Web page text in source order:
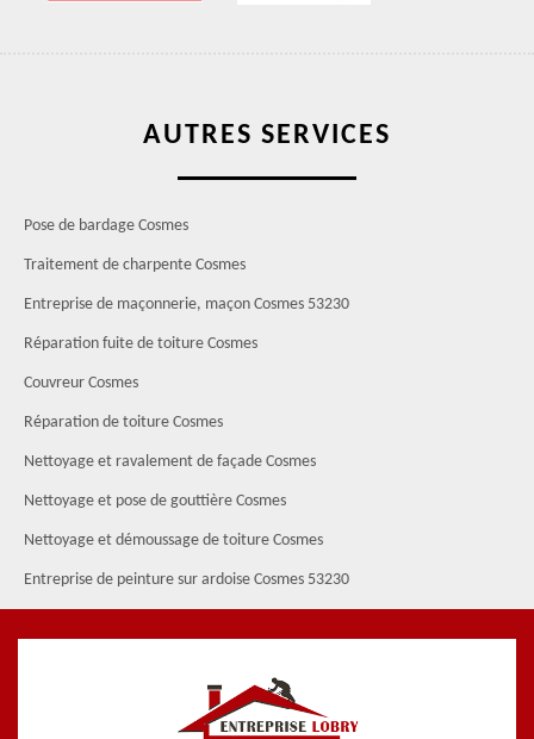
AUTRES SERVICES
Pose de bardage Cosmes
Traitement de charpente Cosmes
Entreprise de maçonnerie, maçon Cosmes 53230
Réparation fuite de toiture Cosmes
Couvreur Cosmes
Réparation de toiture Cosmes
Nettoyage et ravalement de façade Cosmes
Nettoyage et pose de gouttière Cosmes
Nettoyage et démoussage de toiture Cosmes
Entreprise de peinture sur ardoise Cosmes 53230